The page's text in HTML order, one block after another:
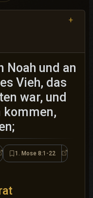
+
Noah und an
Vieh, das
war, und
kommen,
Mose 8:1-5
1. Mose 8:1-22 1. Mose